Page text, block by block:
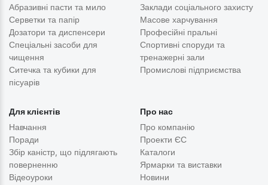
Абразивні пасти та мило
Серветки та папір
Дозатори та диспенсери
Спеціальні засоби для
чищення
Ситечка та кубики для
пісуарів
Заклади соціального захисту
Масове харчування
Професійні пральні
Спортивні споруди та
тренажерні зали
Промислові підприємства
Для клієнтів
Навчання
Поради
Збір каністр, що підлягають
поверненню
Відеоуроки
Про нас
Про компанію
Проекти ЄС
Каталоги
Ярмарки та виставки
Новини